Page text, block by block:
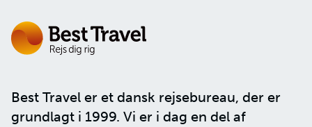
Best Travel er et dansk rejsebureau, der er
grundlagt i 1999. Vi er i dag en del af